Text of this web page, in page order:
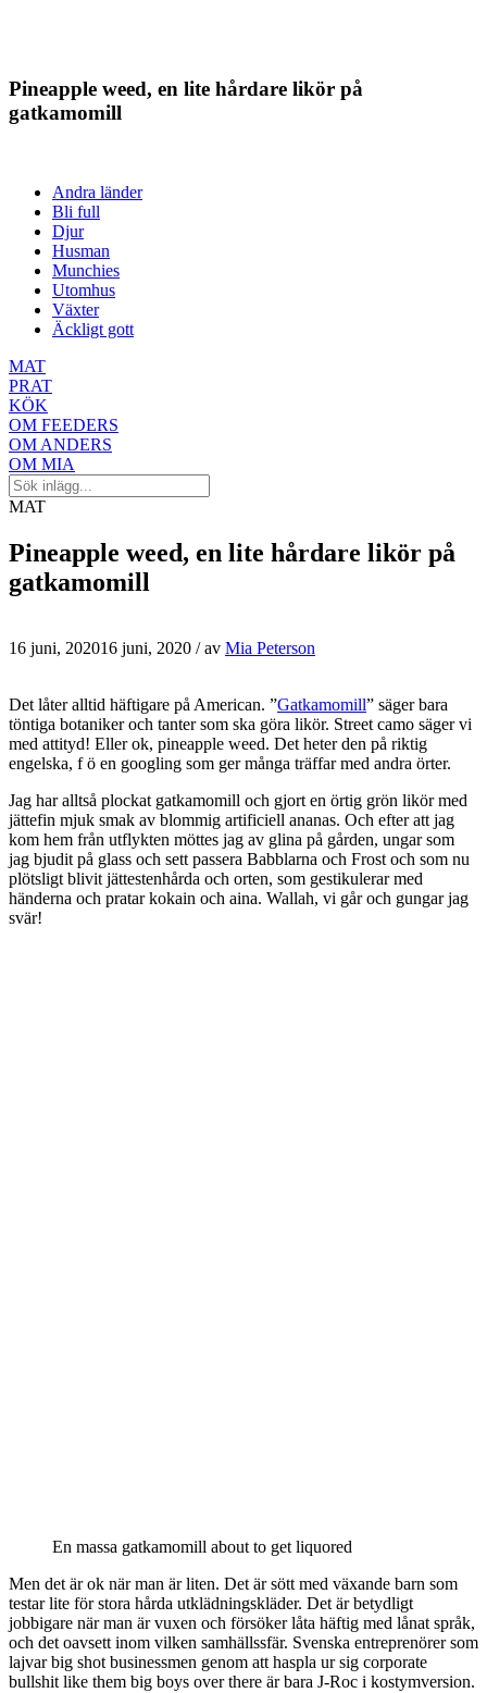
Pineapple weed, en lite hårdare likör på
gatkamomill
Andra länder
Bli full
Djur
Husman
Munchies
Utomhus
Växter
Äckligt gott
MAT
PRAT
KÖK
OM FEEDERS
OM ANDERS
OM MIA
MAT
Pineapple weed, en lite hårdare likör på
gatkamomill
16 juni, 202016 juni, 2020 / av Mia Peterson
Det låter alltid häftigare på American. ”Gatkamomill” säger bara
töntiga botaniker och tanter som ska göra likör. Street camo säger vi
med attityd! Eller ok, pineapple weed. Det heter den på riktig
engelska, f ö en googling som ger många träffar med andra örter.
Jag har alltså plockat gatkamomill och gjort en örtig grön likör med
jättefin mjuk smak av blommig artificiell ananas. Och efter att jag
kom hem från utflykten möttes jag av glina på gården, ungar som
jag bjudit på glass och sett passera Babblarna och Frost och som nu
plötsligt blivit jättestenhårda och orten, som gestikulerar med
händerna och pratar kokain och aina. Wallah, vi går och gungar jag
svär!
En massa gatkamomill about to get liquored
Men det är ok när man är liten. Det är sött med växande barn som
testar lite för stora hårda utklädningskläder. Det är betydligt
jobbigare när man är vuxen och försöker låta häftig med lånat språk,
och det oavsett inom vilken samhällssfär. Svenska entreprenörer som
lajvar big shot businessmen genom att haspla ur sig corporate
bullshit like them big boys over there är bara J-Roc i kostymversion.